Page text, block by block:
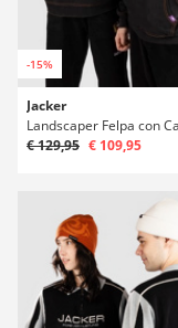
-15%
Jacker
Landscaper Felpa con
€ 129,95 € 109,95